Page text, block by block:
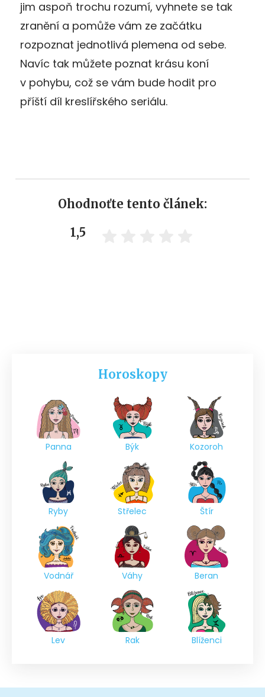
jim aspoň trochu rozumí, vyhnete se tak
zranění a pomůže vám ze začátku
rozpoznat jednotlivá plemena od sebe.
Navíc tak můžete poznat krásu koní
v pohybu, což se vám bude hodit pro
příští díl kreslířského seriálu.
Ohodnoťte tento článek:
1,5
Horoskopy
Panna Býk Kozoroh
Ryby Střelec Štír
Vodnář Váhy Beran
Lev Rak Blíženci